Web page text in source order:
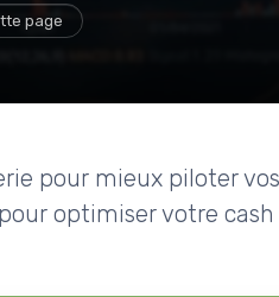
page
pour mieux piloter
optimiser votre cash